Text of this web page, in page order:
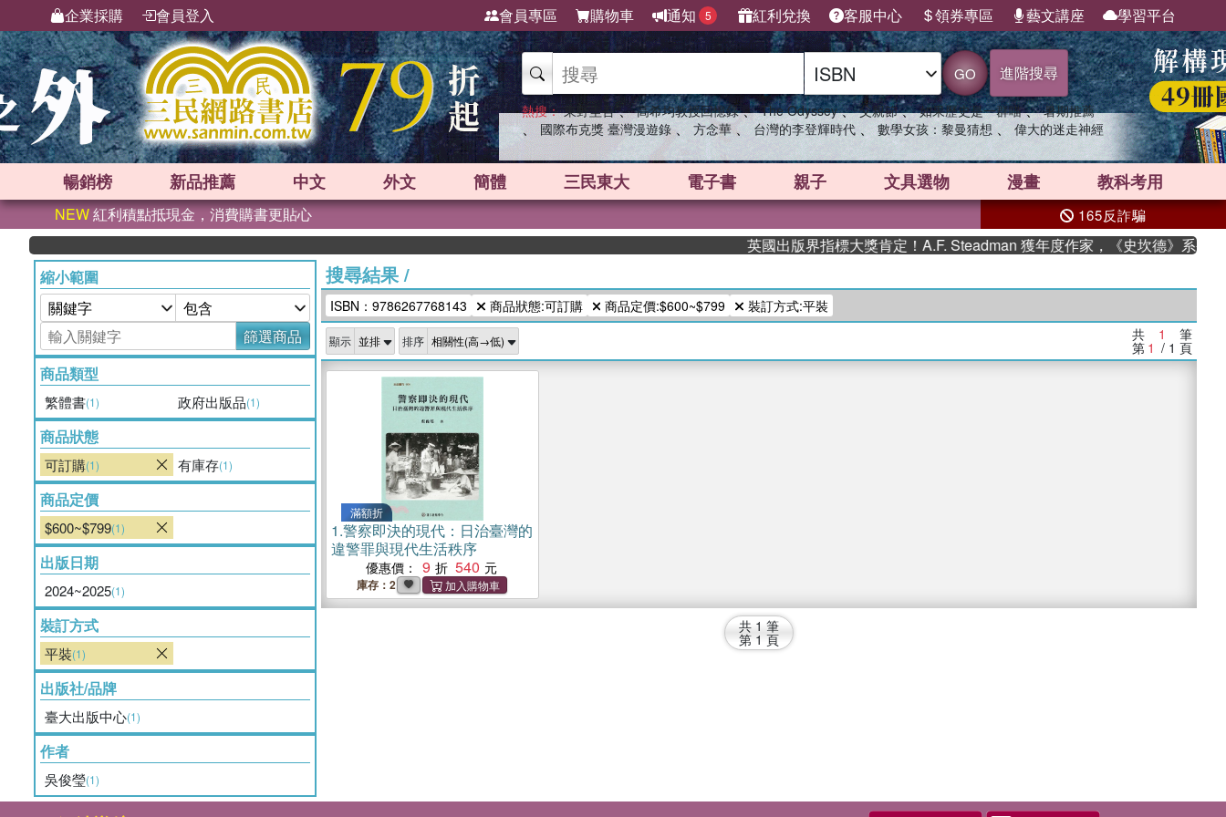
企業採購 會員登入 會員專區 購物車 通知 5 紅利兌換 客服中心 領券專區 藝文講座 學習平台
GO 進階搜尋
熱搜： 東野圭吾 、 高希均教授回憶錄 、 The Odyssey 、 父親節 、 如果歷史是一群喵 、 暑期推薦
、 國際布克獎 臺灣漫遊錄 、 方念華 、 台灣的李登輝時代 、 數學女孩：黎曼猜想 、 偉大的迷走神經
暢銷榜 新品推薦 中文 外文 簡體 三民東大 電子書 親子 文具選物 漫畫 教科考用
NEW紅利積點抵現金，消費購書更貼心 165反詐騙
英國出版界指標大獎肯定！A.F. Steadman 獲年度作家，《史坎德》系列帶你
縮小範圍
篩選商品
商品類型
繁體書(1) 政府出版品(1)
商品狀態
可訂購(1) 有庫存(1)
商品定價
$600~$799(1)
出版日期
2024~2025(1)
裝訂方式
平裝(1)
出版社/品牌
臺大出版中心(1)
作者
吳俊瑩(1)
搜尋結果/
ISBN：9786267768143 商品狀態:可訂購 商品定價:$600~$799 裝訂方式:平裝
顯示 排序 共 1 筆
第 1 / 1 頁
滿額折
1.警察即決的現代：日治臺灣的
違警罪與現代生活秩序
優惠價： 9 540
庫存：2
共 1 筆
第 1 頁